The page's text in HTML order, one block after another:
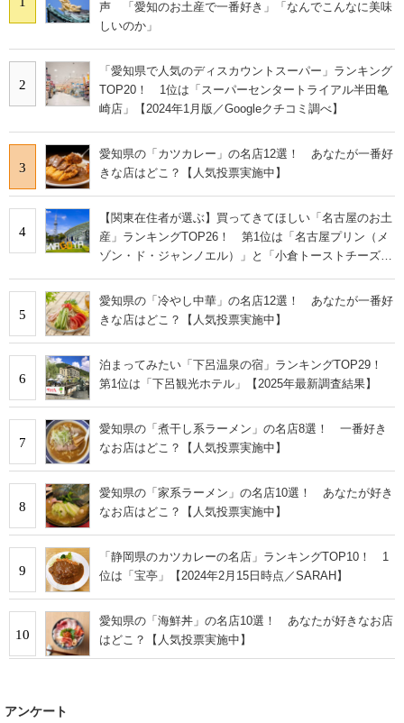
声 「愛知のお土産で一番好き」「なんでこんなに美味
しいのか」
2
「愛知県で人気のディスカウントスーパー」ランキング
TOP20！ 1位は「スーパーセンタートライアル半田亀
崎店」【2024年1月版／Googleクチコミ調べ】
3
愛知県の「カツカレー」の名店12選！ あなたが一番好
きな店はどこ？【人気投票実施中】
4
【関東在住者が選ぶ】買ってきてほしい「名古屋のお土
産」ランキングTOP26！ 第1位は「名古屋プリン（メ
ゾン・ド・ジャンノエル）」と「小倉トーストチーズケ
5
愛知県の「冷やし中華」の名店12選！ あなたが一番好
きな店はどこ？【人気投票実施中】
6
泊まってみたい「下呂温泉の宿」ランキングTOP29！
第1位は「下呂観光ホテル」【2025年最新調査結果】
7
愛知県の「煮干し系ラーメン」の名店8選！ 一番好き
なお店はどこ？【人気投票実施中】
8
愛知県の「家系ラーメン」の名店10選！ あなたが好き
なお店はどこ？【人気投票実施中】
9
「静岡県のカツカレーの名店」ランキングTOP10！ 1
位は「宝亭」【2024年2月15日時点／SARAH】
10
愛知県の「海鮮丼」の名店10選！ あなたが好きなお店
はどこ？【人気投票実施中】
アンケート